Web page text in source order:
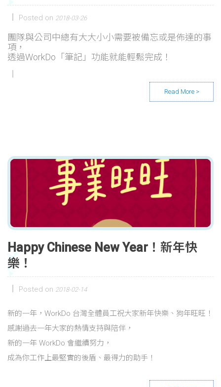
Posted on 2018-03-26
團隊與公司中總有大大小小需要被備忘或是佈達的事
項，
透過WorkDo「筆記」功能就能輕鬆完成！
Happy Chinese New Year！新年快
樂！
Posted on 2018-02-14
新的一年，WorkDo 台灣全體員工祝大家新年快樂、狗年旺旺！
感謝過去一年大家的熱情支持與陪伴，
新的一年 WorkDo 會繼續努力，
成為你工作上最堅實的後盾、最得力的助手！